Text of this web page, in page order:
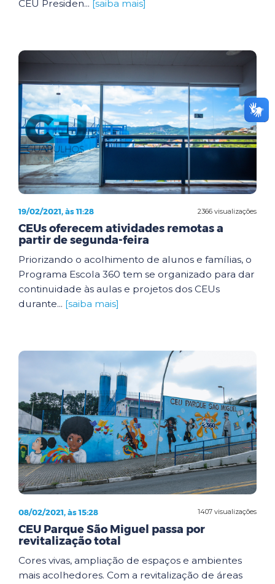
CEU Presiden... [saiba mais]
2366 visualizações
19/02/2021, às 11:28
CEUs oferecem atividades remotas a
partir de segunda-feira
Priorizando o acolhimento de alunos e famílias, o
Programa Escola 360 tem se organizado para dar
continuidade às aulas e projetos dos CEUs
durante... [saiba mais]
1407 visualizações
08/02/2021, às 15:28
CEU Parque São Miguel passa por
revitalização total
Cores vivas, ampliação de espaços e ambientes
mais acolhedores. Com a revitalização de áreas